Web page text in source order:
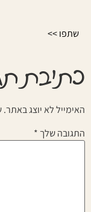
שתפו >>
כתיבת
האימייל לא יוצג באתר.
התגובה שלך *